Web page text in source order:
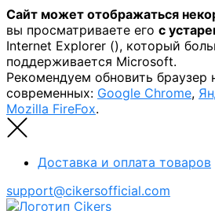
Сайт может отображаться
вы просматриваете его с
Internet Explorer (), который
поддерживается Microsoft.
Рекомендуем обновить браузер
современных: Google Chrome,
Mozilla FireFox.
Доставка и оплата товаров
support@cikersofficial.com